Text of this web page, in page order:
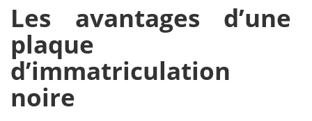
Les avantages d’une
plaque
d’immatriculation
noire